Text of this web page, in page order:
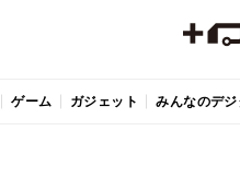
ゲーム ガジェット みんなのデ